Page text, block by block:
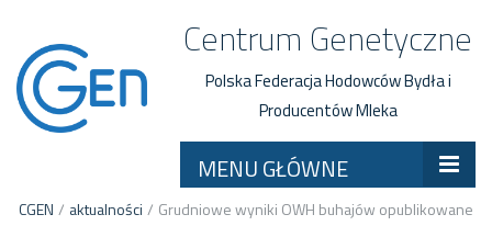
Centrum Genetyczne
Polska Federacja Hodowców Bydła i
Producentów Mleka
MENU GŁÓWNE
CGEN / aktualności / Grudniowe wyniki OWH buhajów opublikowane